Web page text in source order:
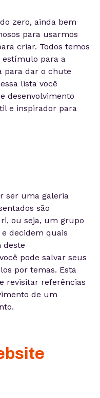
zero, ainda bem
para usarmos
criar. Todos temos
estímulo para a
para dar o chute
lista você
desenvolvimento
e inspirador para
ser uma galeria
são
ou seja, um grupo
decidem quais
deste
pode salvar seus
por temas. Esta
revisitar referências
de um